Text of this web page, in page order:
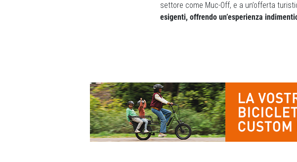
settore come Muc-Off, e a un’offerta
esigenti, offrendo un’esperienza